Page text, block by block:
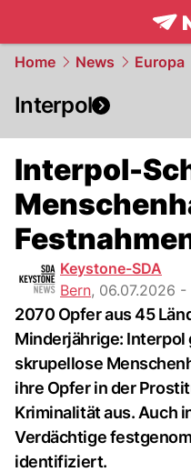
Home News Europa
Interpol
Interpol-
Keystone-SDA
Bern, 06.07.2026 -
2070 Opfer aus 45
Minderjährige: Interpol
skrupellose
ihre Opfer in der
Kriminalität aus. Auch
Verdächtige
identifiziert.